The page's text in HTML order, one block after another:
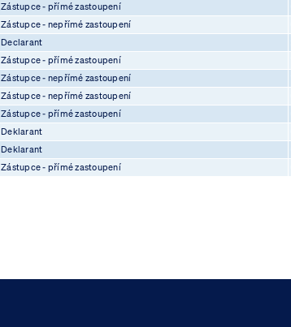
Zástupce - přímé zastoupení
Zástupce - nepřímé zastoupení
Declarant
Zástupce - přímé zastoupení
Zástupce - nepřímé zastoupení
Zástupce - nepřímé zastoupení
Zástupce - přímé zastoupení
Deklarant
Deklarant
Zástupce - přímé zastoupení